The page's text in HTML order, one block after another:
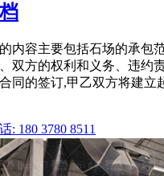
内容主要包括石场的承包
双方的权利和义务、违约
同的签订,甲乙双方将建立
: 180 3780 8511